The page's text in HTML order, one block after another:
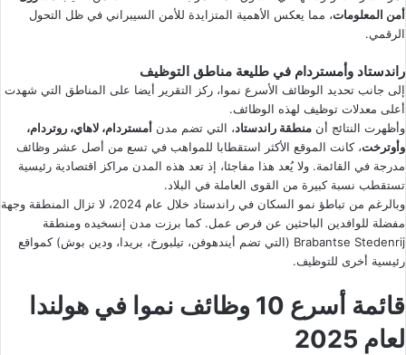
أمن المعلومات، مما يعكس الأهمية المتزايدة للأمن السيبراني في ظل التحول
الرقمي.
راندستاد وأمستردام في طليعة مناطق التوظيف
إلى جانب تحديد الوظائف الأسرع نموا، ركز التقرير أيضا على المناطق التي شهدت
أعلى معدلات توظيف لهذه الوظائف.
وأظهرت النتائج أن منطقة راندستاد، التي تضم مدن أمستردام، لاهاي، روتردام،
وأوترخت، كانت الموقع الأكثر استقطابا للمواهب في تسع من أصل عشر وظائف
مدرجة في القائمة. ولا يُعد هذا مفاجئا، إذ تعد هذه المدن مراكز اقتصادية رئيسية
تستقطب نسبة كبيرة من القوى العاملة في البلاد.
وبالرغم من تباطؤ نمو السكان في راندستاد خلال عام 2024، لا تزال المنطقة وجهة
مفضلة للوافدين الباحثين عن فرص عمل. كما برزت مدن إنسخيده ومنطقة
Brabantse Stedenrij (التي تضم أيندهوفن، تيلبورخ، بريدا، ودين بوش) كمواقع
رئيسية أخرى للتوظيف.
قائمة أسرع 10 وظائف نموا في هولندا
لعام 2025